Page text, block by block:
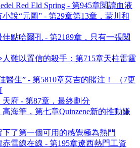
Red Eld Spring - 第945章閱讀血液
說“元圖” - 第29章第13章，蒙川和
點哈爾孔 - 第2189章，只有一張閱
難以置信的殺手：第715章天柱雷霆
醫生” - 第5810章莫吉的賭注！ （7更
府 - 第87章，最終劃分
海筆，第七章Quinzene新的推動嫌
了第一個可用的感覺極為熱門
雪線在線 - 第195章遼西熱門工資